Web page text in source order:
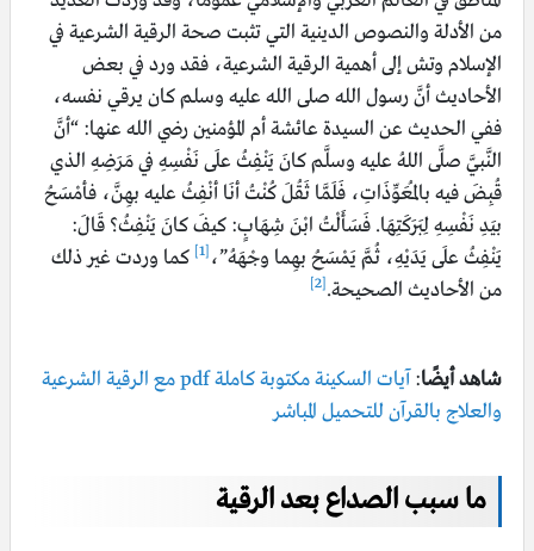
من الأدلة والنصوص الدينية التي تثبت صحة الرقية الشرعية في
الإسلام وتش إلى أهمية الرقية الشرعية، فقد ورد في بعض
الأحاديث أنَّ رسول الله صلى الله عليه وسلم كان يرقي نفسه،
ففي الحديث عن السيدة عائشة أم المؤمنين رضي الله عنها: “أنَّ
النَّبيَّ صلَّى اللهُ عليه وسلَّم كانَ يَنْفِثُ علَى نَفْسِهِ في مَرَضِهِ الذي
قُبِضَ فيه بالمُعَوِّذَاتِ، فَلَمَّا ثَقُلَ كُنْتُ أنَا أنْفِثُ عليه بهِنَّ، فأمْسَحُ
بيَدِ نَفْسِهِ لِبَرَكَتِهَا. فَسَأَلْتُ ابْنَ شِهَابٍ: كيفَ كانَ يَنْفِثُ؟ قَالَ:
يَنْفِثُ علَى يَدَيْهِ، ثُمَّ يَمْسَحُ بهِما وجْهَهُ”،[1]
كما وردت غير ذلك
من الأحاديث الصحيحة.[2]
شاهد أيضًا:
آيات السكينة مكتوبة كاملة pdf مع الرقية الشرعية
والعلاج بالقرآن للتحميل المباشر
ما سبب الصداع بعد الرقية